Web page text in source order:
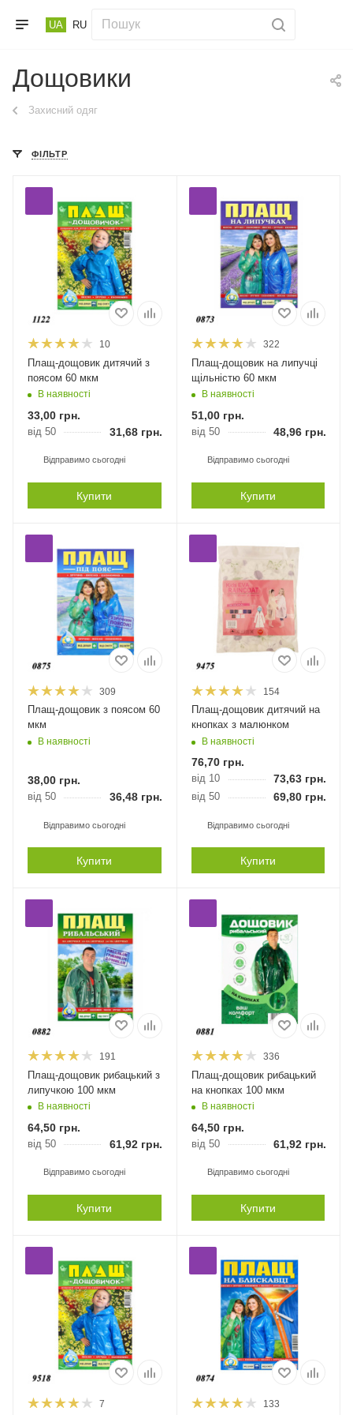
UA RU
Дощовики
Захисний одяг
ФІЛЬТР
10
Плащ-дощовик дитячий з
поясом 60 мкм
В наявності
33,00 грн.
від 50 31,68 грн.
Відправимо сьогодні
Купити
322
Плащ-дощовик на липучці
щільністю 60 мкм
В наявності
51,00грн.
від 50 48,96грн.
Відправимо сьогодні
Купити
309
Плащ-дощовик з поясом 60
мкм
В наявності
38,00 грн.
від 50 36,48 грн.
Відправимо сьогодні
Купити
154
Плащ-дощовик дитячий на
кнопках з малюнком
В наявності
76,70грн.
від 10 73,63грн.
від 50 69,80грн.
Відправимо сьогодні
Купити
191
Плащ-дощовик рибацький з
липучкою 100 мкм
В наявності
64,50 грн.
від 50 61,92 грн.
Відправимо сьогодні
Купити
336
Плащ-дощовик рибацький
на кнопках 100 мкм
В наявності
64,50грн.
від 50 61,92грн.
Відправимо сьогодні
Купити
7 133